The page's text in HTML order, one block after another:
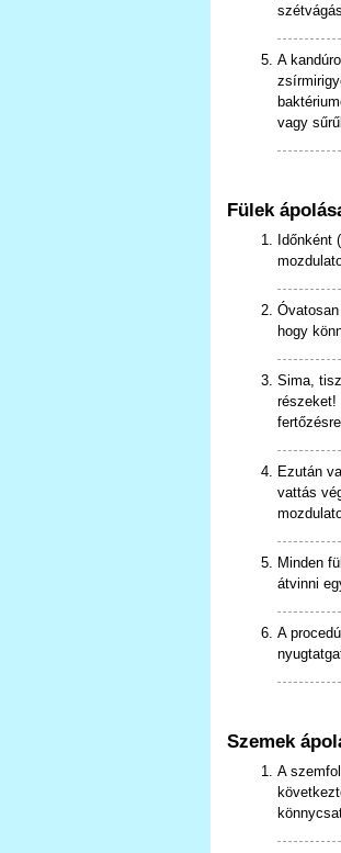
A
vagy
Fülek
Időnként
hogy
Sima,
részeket!
Ezután
vattás
Minden
átvinni
A
Szemek
A